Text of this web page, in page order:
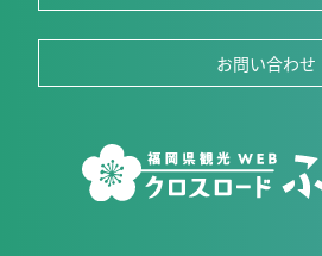
お問い合わせ